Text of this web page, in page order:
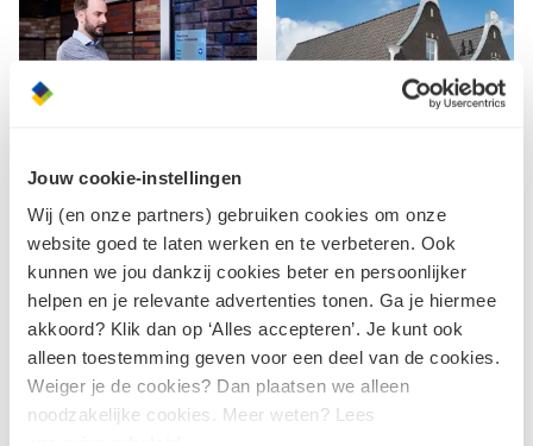
Jouw cookie-instellingen
Wij (en onze partners) gebruiken cookies om onze
website goed te laten werken en te verbeteren. Ook
kunnen we jou dankzij cookies beter en persoonlijker
helpen en je relevante advertenties tonen. Ga je hiermee
akkoord? Klik dan op ‘Alles accepteren’. Je kunt ook
alleen toestemming geven voor een deel van de cookies.
Weiger je de cookies? Dan plaatsen we alleen
noodzakelijke cookies. Meer weten? Lees
Digiwand
RUWBOUW
Partijen gevelstenen